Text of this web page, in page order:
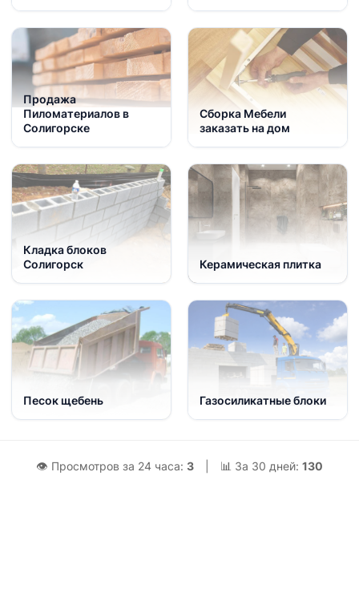
Продажа
Пиломатериалов в
Солигорске
Сборка Мебели
заказать на дом
Кладка блоков
Солигорск
Керамическая плитка
Песок щебень Газосиликатные блоки
👁 Просмотров за 24 часа: 3 📊 За 30 дней: 130